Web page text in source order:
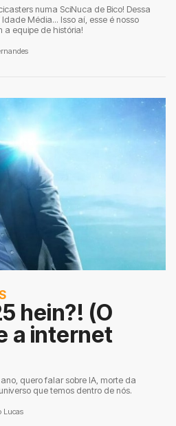
numa SciNuca de Bico! Dessa
Média... Isso aí, esse é nosso
a equipe de história!
hein?! (O
a internet
quero falar sobre IA, morte da
que temos dentro de nós.
Lucas